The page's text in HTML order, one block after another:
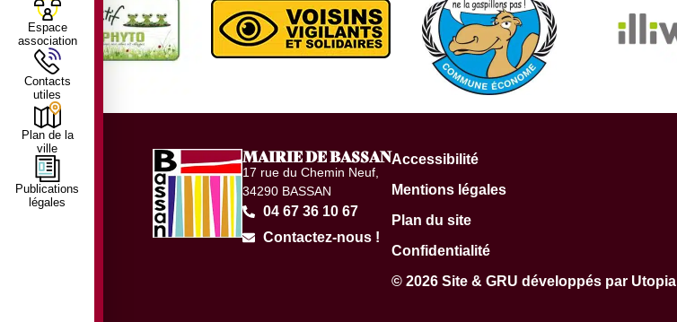
Espace
association
Contacts
utiles
Plan de la
ville
Publications
légales
MAIRIE DE BASSAN
17 rue du Chemin Neuf,
34290 BASSAN
04 67 36 10 67
Contactez-nous !
Accessibilité
Mentions légales
Plan du site
Confidentialité
© 2026 Site & GRU développés par Utopia